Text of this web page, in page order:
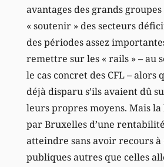
avantages des grands
« soutenir » des secteurs
des périodes assez
remettre sur les « rails » – au
le cas concret des CFL – alors
déjà disparu s’ils avaient dû
leurs propres moyens. Mais
par Bruxelles d’une
atteindre sans avoir recours à
publiques autres que celles